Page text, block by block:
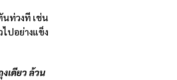
นท่วงที เช่น
ปอย่างแข็ง
เดียว ล้วน